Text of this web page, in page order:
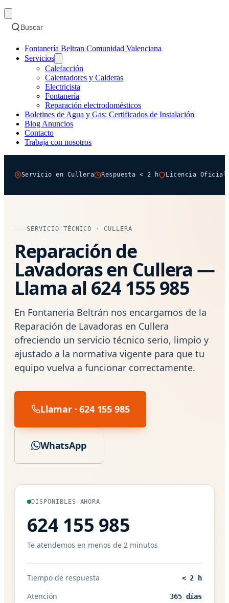
Buscar
Fontanería Beltran Comunidad Valenciana
Servicios
Calefacción
Calentadores y Calderas
Electricista
Fontanería
Reparación electrodomésticos
Boletines de Agua y Gas: Certificados de Instalación
Blog Anuncios
Contacto
Trabaja con nosotros
Servicio en Cullera Respuesta < 2 h Licencia Oficial
SERVICIO TÉCNICO · CULLERA
Reparación de
Lavadoras en Cullera —
Llama al 624 155 985
En Fontaneria Beltrán nos encargamos de la
Reparación de Lavadoras en Cullera
ofreciendo un servicio técnico serio, limpio y
ajustado a la normativa vigente para que tu
equipo vuelva a funcionar correctamente.
Llamar · 624 155 985
WhatsApp
DISPONIBLES AHORA
624 155 985
Te atendemos en menos de 2 minutos
Tiempo de respuesta < 2 h
Atención 365 días